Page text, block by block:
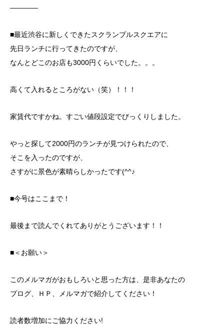
――――
■最近渋谷に新しくできたスクランブルスクエアに
先日ランチに行ってきたのですが、
なんとどこのお店も3000円くらいでした。。。
高くて入れるところがない（笑）！！！
家賃代ですかね。すごい値段設定でびっくりしました。
やっと探して2000円のランチが見つけられたので、
そこを入ったのですが、
さすがに景色が素晴らしかったです(^^♪
■今号はここまで！
最後まで読んでくれてありがとうございます！！
■＜お願い＞
このメルマガがおもしろいと思った方は、是非あなたの
ブログ、ＨＰ、メルマガで紹介してください！
読者数増加にご協力ください!